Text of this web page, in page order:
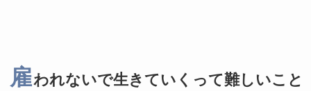
雇われないで生きていくって難しいこと